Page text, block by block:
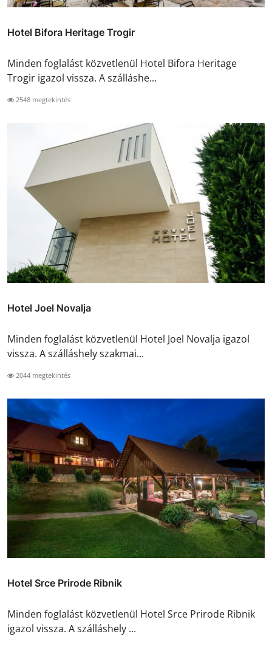
Hotel Bifora Heritage Trogir
Minden foglalást közvetlenül Hotel Bifora Heritage
Trogir igazol vissza. A szálláshe...
2548 megtekintés
Hotel Joel Novalja
Minden foglalást közvetlenül Hotel Joel Novalja igazol
vissza. A szálláshely szakmai...
2044 megtekintés
Hotel Srce Prirode Ribnik
Minden foglalást közvetlenül Hotel Srce Prirode Ribnik
igazol vissza. A szálláshely ...